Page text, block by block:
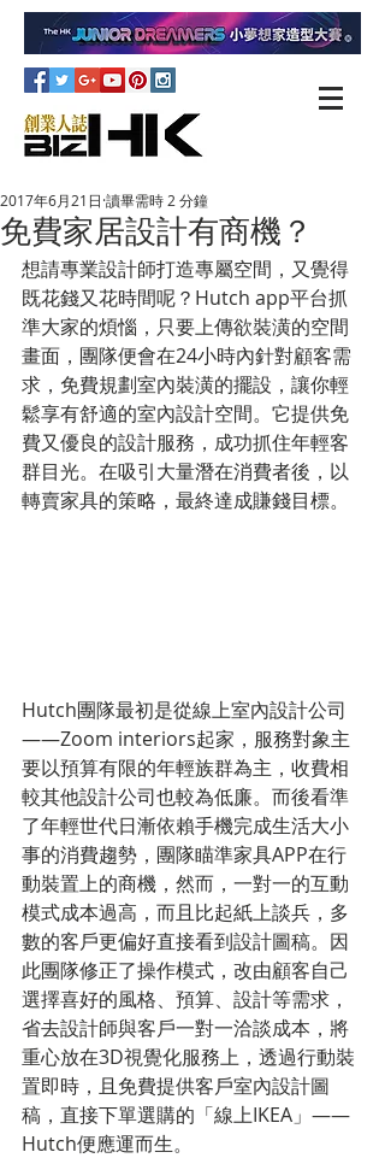
免費家居設計有商機？
2017年6月21日 讀畢需時 2 分鐘
想請專業設計師打造專屬空間，又覺得
既花錢又花時間呢？Hutch app平台抓
準大家的煩惱，只要上傳欲裝潢的空間
畫面，團隊便會在24小時內針對顧客需
求，免費規劃室內裝潢的擺設，讓你輕
鬆享有舒適的室內設計空間。它提供免
費又優良的設計服務，成功抓住年輕客
群目光。在吸引大量潛在消費者後，以
轉賣家具的策略，最終達成賺錢目標。
Hutch團隊最初是從線上室內設計公司
——Zoom interiors起家，服務對象主
要以預算有限的年輕族群為主，收費相
較其他設計公司也較為低廉。而後看準
了年輕世代日漸依賴手機完成生活大小
事的消費趨勢，團隊瞄準家具APP在行
動裝置上的商機，然而，一對一的互動
模式成本過高，而且比起紙上談兵，多
數的客戶更偏好直接看到設計圖稿。因
此團隊修正了操作模式，改由顧客自己
選擇喜好的風格、預算、設計等需求，
省去設計師與客戶一對一洽談成本，將
重心放在3D視覺化服務上，透過行動裝
置即時，且免費提供客戶室內設計圖
稿，直接下單選購的「線上IKEA」——
Hutch便應運而生。